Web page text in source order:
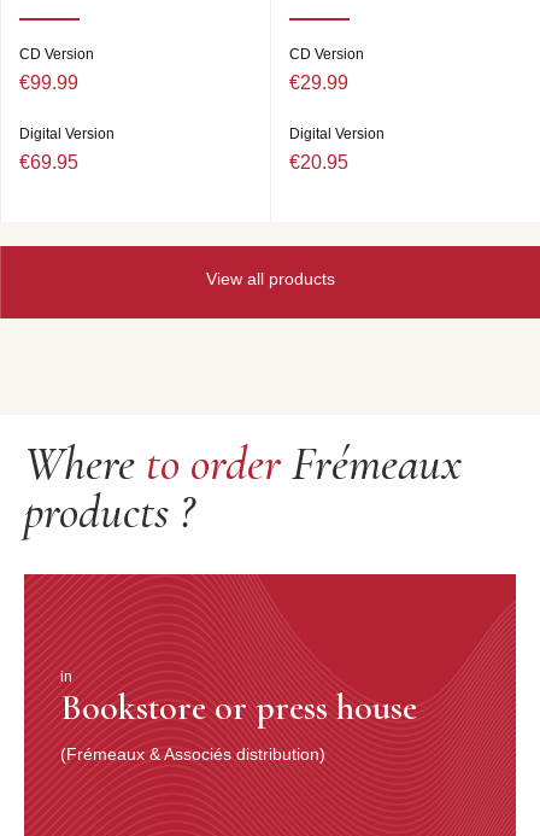
CD Version
€99.99
Digital Version
€69.95
CD Version
€29.99
Digital Version
€20.95
View all products
Where to orderFrémeaux
products ?
in
Bookstore or press house
(Frémeaux & Associés distribution)